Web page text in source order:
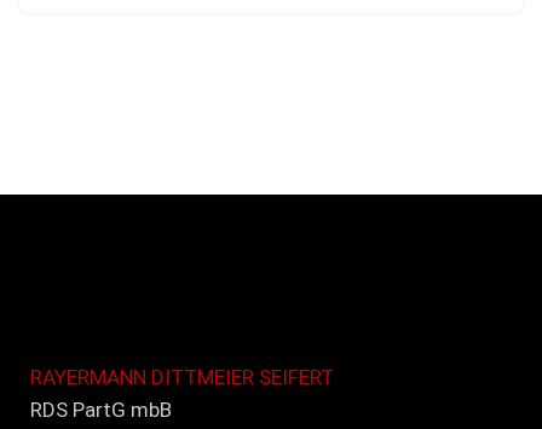
RAYERMANN DITTMEIER SEIFERT
RDS PartG mbB